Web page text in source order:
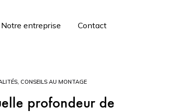
Notre entreprise Contact
, CONSEILS AU MONTAGE
profondeur de